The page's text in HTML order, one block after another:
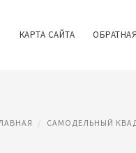
КАРТА САЙТА
САМОДЕЛЬНЫЙ